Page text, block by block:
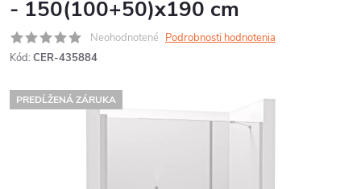
- 150(100+50)x190 cm
Neohodnotené Podrobnosti hodnotenia
Kód: CER-435884
PREDĹŽENÁ ZÁRUKA